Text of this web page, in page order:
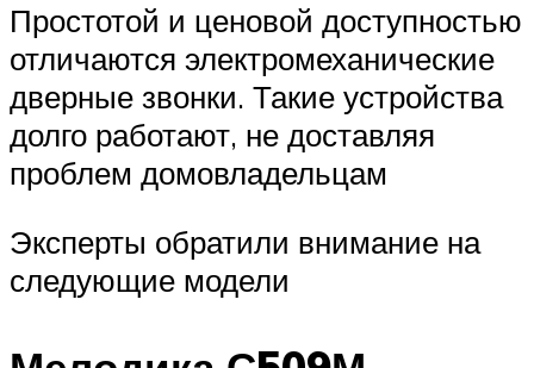
Простотой и ценовой доступностью
отличаются электромеханические
дверные звонки. Такие устройства
долго работают, не доставляя
проблем домовладельцам
Эксперты обратили внимание на
следующие модели